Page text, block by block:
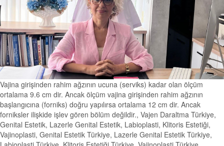
Vajina girişinden rahim ağzının ucuna (serviks) kadar olan ölçüm
ortalama 9.6 cm dir. Ancak ölçüm vajina girişinden rahim ağzının
başlangıcına (forniks) doğru yapılırsa ortalama 12 cm dir. Ancak
forniksler ilişkide işlev gören bölüm değildir., Vajen Daraltma Türkiye,
Genital Estetik, Lazerle Genital Estetik, Labioplasti, Klitoris Estetiği,
Vajinoplasti, Genital Estetik Türkiye, Lazerle Genital Estetik Türkiye,